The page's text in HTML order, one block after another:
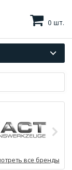
0 шт.
все бренды